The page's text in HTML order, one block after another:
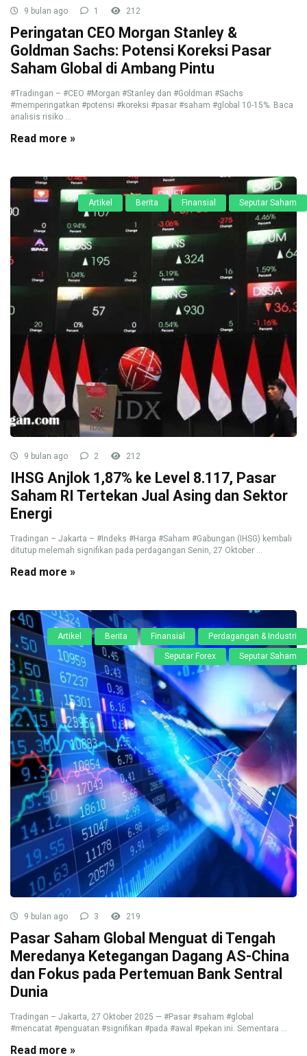
9 bulan ago 1 212
Peringatan CEO Morgan Stanley &
Goldman Sachs: Potensi Koreksi Pasar
Saham Global di Ambang Pintu
#Tradingan – #CEO #Morgan #Stanley dan #Goldman #Sachs
#memperingatkan #potensi #koreksi #pasar #saham #global 10-15%. Baca
analisis risiko ...
Read more »
Artikel Berita Finansial Seputar Saham
9 bulan ago 2 212
IHSG Anjlok 1,87% ke Level 8.117, Pasar
Saham RI Tertekan Jual Asing dan Sektor
Energi
Tradingan – Jakarta – #Indeks #Harga #Saham #Gabungan (IHSG) kembali
ditutup melemah signifikan pada perdagangan Senin, 27 Oktober ...
Read more »
Artikel Berita Finansial Perdagangan & Industri
Seputar Forex Seputar Saham
9 bulan ago 3 219
Pasar Saham Global Menguat di Tengah
Meredanya Ketegangan Dagang AS-China
dan Fokus pada Pertemuan Bank Sentral
Dunia
Tradingan – Jakarta, 27 Oktober 2025 — #Pasar #saham #global
#mencatat #penguatan #signifikan #pada #awal #pekan ini. Sementara ...
Read more »